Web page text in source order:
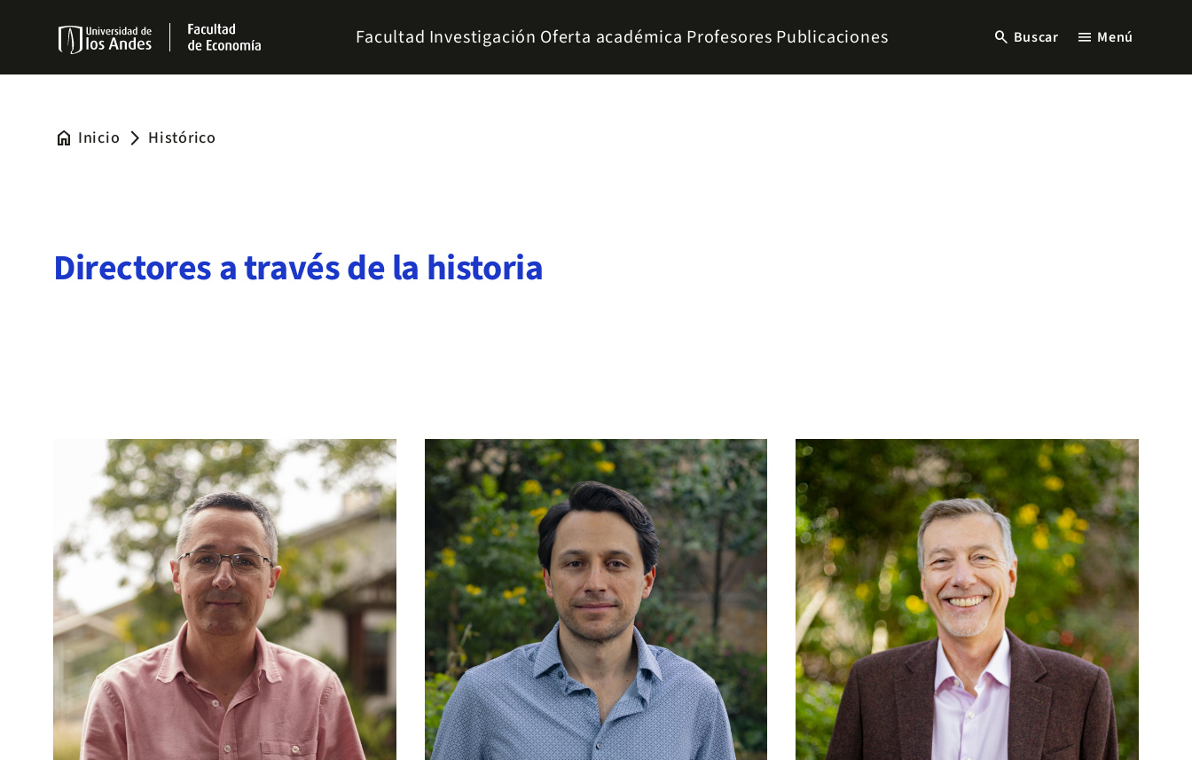
Facultad Investigación Oferta académica Profesores Publicaciones search Buscar menu Menú
home Inicio arrow_forward_ios Histórico
Directores a través de la historia